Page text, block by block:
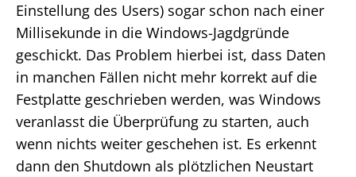
Einstellung des Users) sogar schon nach einer
Millisekunde in die Windows-Jagdgründe
geschickt. Das Problem hierbei ist, dass Daten
in manchen Fällen nicht mehr korrekt auf die
Festplatte geschrieben werden, was Windows
veranlasst die Überprüfung zu starten, auch
wenn nichts weiter geschehen ist. Es erkennt
dann den Shutdown als plötzlichen Neustart